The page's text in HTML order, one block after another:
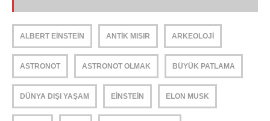
ALBERT EINSTEIN ANTIK MISIR ARKEOLOJI
ASTRONOT ASTRONOT OLMAK BÜYÜK PATLAMA
DÜNYA DIŞI YAŞAM EINSTEIN ELON MUSK